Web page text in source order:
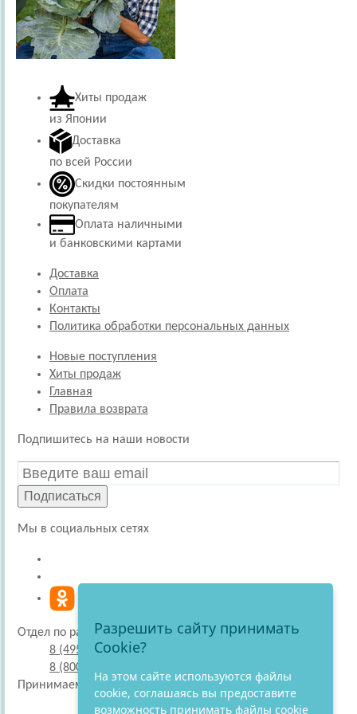
Хиты продаж
из Японии
Доставка
по всей России
Скидки постоянным
покупателям
Оплата наличными
и банковскими картами
Доставка
Оплата
Контакты
Политика обработки персональных данных
Новые поступления
Хиты продаж
Главная
Правила возврата
Подпишитесь на наши новости
Подписаться
Мы в социальных сетях
Отдел по работе с покупателями
8 (495) 220-51-30
8 (800) 707-27-19
Принимаем к оплате
Разрешить сайту принимать
Cookie?
На этом сайте используются файлы
cookie, соглашаясь вы предоставите
возможность принимать файлы cookie